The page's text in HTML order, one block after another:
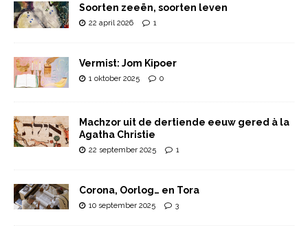
Soorten zeeën, soorten leven
22 april 2026 1
Vermist: Jom Kipoer
1 oktober 2025 0
Machzor uit de dertiende eeuw gered à la
Agatha Christie
22 september 2025 1
Corona, Oorlog… en Tora
10 september 2025 3